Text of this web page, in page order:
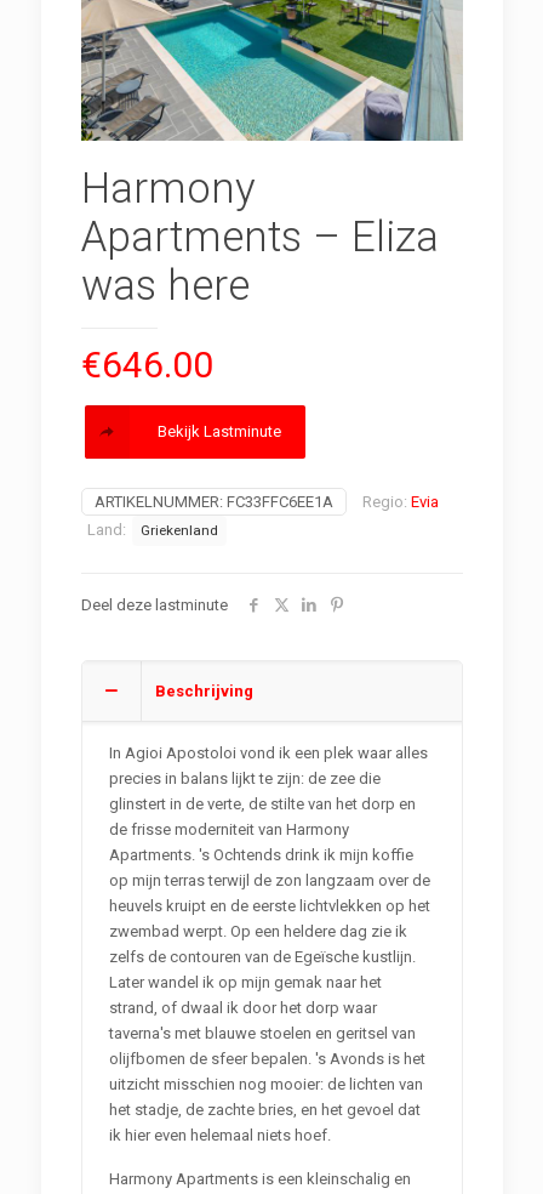
Harmony
Apartments – Eliza
was here
€646.00
Bekijk Lastminute
ARTIKELNUMMER: FC33FFC6EE1A Regio: Evia
Land:
Griekenland
Deel deze lastminute
Beschrijving
In Agioi Apostoloi vond ik een plek waar alles
precies in balans lijkt te zijn: de zee die
glinstert in de verte, de stilte van het dorp en
de frisse moderniteit van Harmony
Apartments. 's Ochtends drink ik mijn koffie
op mijn terras terwijl de zon langzaam over de
heuvels kruipt en de eerste lichtvlekken op het
zwembad werpt. Op een heldere dag zie ik
zelfs de contouren van de Egeïsche kustlijn.
Later wandel ik op mijn gemak naar het
strand, of dwaal ik door het dorp waar
taverna's met blauwe stoelen en geritsel van
olijfbomen de sfeer bepalen. 's Avonds is het
uitzicht misschien nog mooier: de lichten van
het stadje, de zachte bries, en het gevoel dat
ik hier even helemaal niets hoef.
Harmony Apartments is een kleinschalig en